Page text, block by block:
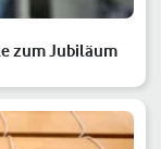
zum Jubiläum